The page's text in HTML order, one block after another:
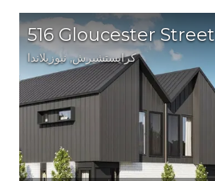
516 Gloucester Street
كرايستشيرش, نيوزيلاندا